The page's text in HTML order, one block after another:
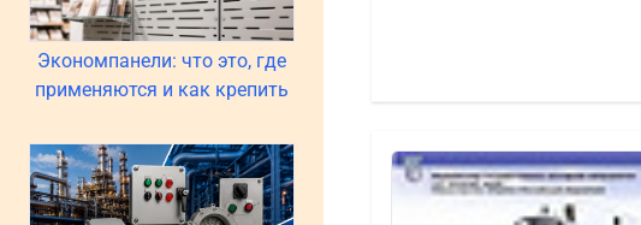
Экономпанели: что это, где
применяются и как крепить